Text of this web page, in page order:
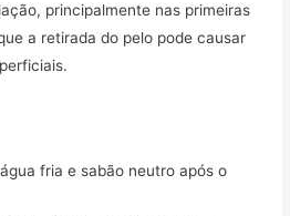
principalmente nas primeiras
a retirada do pelo pode causar
fria e sabão neutro após o